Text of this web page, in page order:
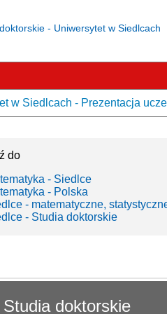
- Uniwersytet w Siedlcach
w Siedlcach - Prezentacja
do
- Siedlce
- Polska
- matematyczne,
- Studia doktorskie
doktorskie